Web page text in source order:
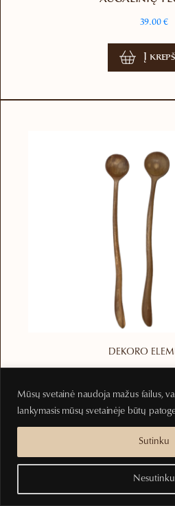
Mūsų svetainė naudoja mažus failus,
lankymasis mūsų svetainėje būtų
Nesutinku
Sutinku
39.00 €
Į
DEKORO
3.00€